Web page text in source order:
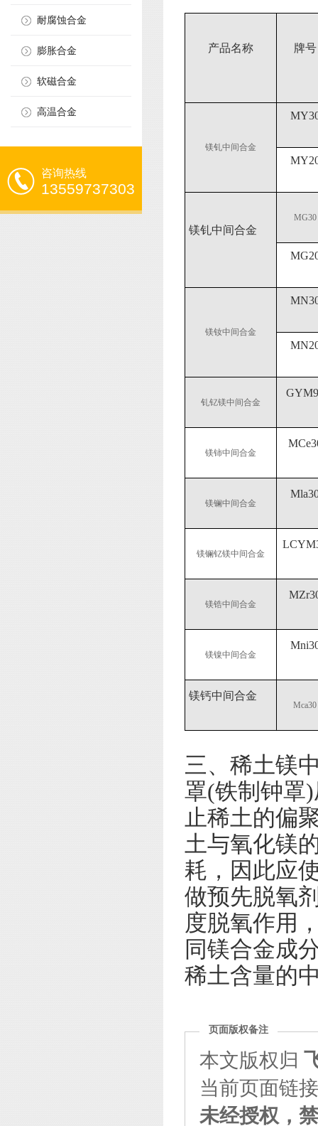
耐腐蚀合金
膨胀合金
软磁合金
高温合金
咨询热线
13559737303
产品名称 牌号
镁钆中间合金
镁钆中间合金
MG30
镁钕中间合金
钆钇镁中间合金
镁铈中间合金
镁镧中间合金
镁镧钇镁中间合金
镁锆中间合金
镁镍中间合金
镁钙中间合金
Mca30
三、稀土镁
罩(铁制钟罩
止稀土的偏
土与氧化镁
耗，因此应
做预先脱氧
度脱氧作用
同镁合金成
稀土含量的
页面版权备注
本文版权归
当前页面链
未经授权，